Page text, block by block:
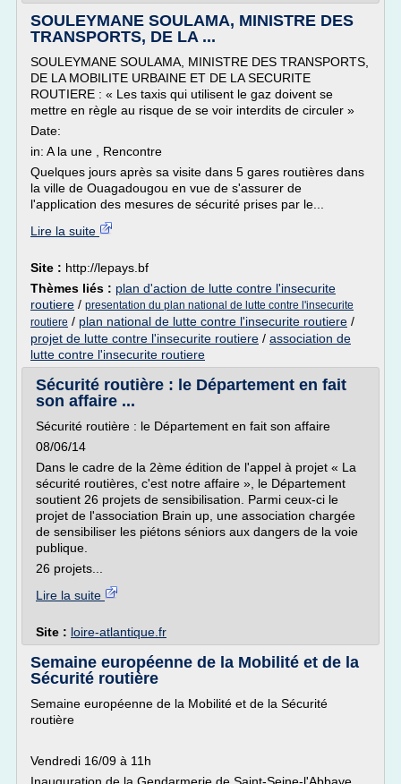
SOULEYMANE SOULAMA, MINISTRE DES
TRANSPORTS, DE LA ...
SOULEYMANE SOULAMA, MINISTRE DES TRANSPORTS,
DE LA MOBILITE URBAINE ET DE LA SECURITE
ROUTIERE : « Les taxis qui utilisent le gaz doivent se
mettre en règle au risque de se voir interdits de circuler »
Date:
in: A la une , Rencontre
Quelques jours après sa visite dans 5 gares routières dans
la ville de Ouagadougou en vue de s'assurer de
l'application des mesures de sécurité prises par le...
Lire la suite
Site : http://lepays.bf
Thèmes liés : plan d'action de lutte contre l'insecurite
routiere / presentation du plan national de lutte contre l'insecurite
routiere / plan national de lutte contre l'insecurite routiere /
projet de lutte contre l'insecurite routiere / association de
lutte contre l'insecurite routiere
Sécurité routière : le Département en fait
son affaire ...
Sécurité routière : le Département en fait son affaire
08/06/14
Dans le cadre de la 2ème édition de l'appel à projet « La
sécurité routières, c'est notre affaire », le Département
soutient 26 projets de sensibilisation. Parmi ceux-ci le
projet de l'association Brain up, une association chargée
de sensibiliser les piétons séniors aux dangers de la voie
publique.
26 projets...
Lire la suite
Site : loire-atlantique.fr
Semaine européenne de la Mobilité et de la
Sécurité routière
Semaine européenne de la Mobilité et de la Sécurité
routière
Vendredi 16/09 à 11h